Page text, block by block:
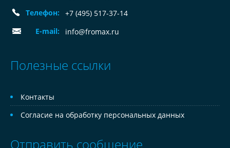
Телефон:
+7 (495) 517-37-14
E-mail:
info@fromax.ru
Полезные ссылки
Контакты
Согласие на обработку персональных данных
Отправить сообщение